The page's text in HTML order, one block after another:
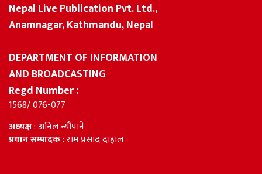
Nepal Live Publication Pvt. Ltd.,
Anamnagar, Kathmandu, Nepal
DEPARTMENT OF INFORMATION
AND BROADCASTING
Regd Number :
1568/ 076-077
अध्यक्ष: अनिल न्यौपाने
प्रधान सम्पादक: राम प्रसाद दाहाल